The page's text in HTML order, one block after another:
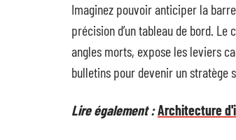
Imaginez pouvoir anticiper la
précision d’un tableau de bord.
angles morts, expose les leviers
bulletins pour devenir un stratège
Lire également :Architecture